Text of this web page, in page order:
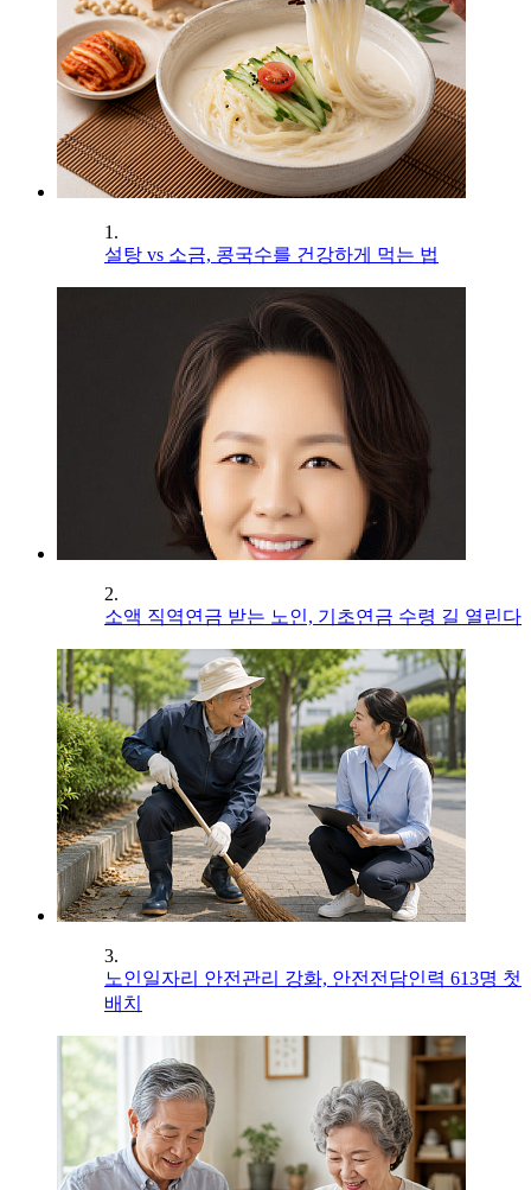
1.
설탕 vs 소금, 콩국수를 건강하게 먹는 법
2.
소액 직역연금 받는 노인, 기초연금 수령 길 열린다
3.
노인일자리 안전관리 강화, 안전전담인력 613명 첫
배치